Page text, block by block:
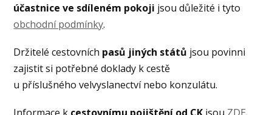
účastnice ve sdíleném pokoji jsou důležité i tyto
obchodní podmínky.
Držitelé cestovních pasů jiných států jsou povinni
zajistit si potřebné doklady k cestě
u příslušného velvyslanectví nebo konzulátu.